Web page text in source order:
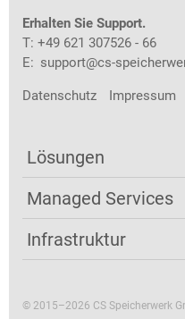
Erhalten Sie Support.
T: +49 621 307526 - 66
E: support@cs-
Datenschutz Impressum
Lösungen
Managed Services
Infrastruktur
© 2015–2026 CS Speicherwerk